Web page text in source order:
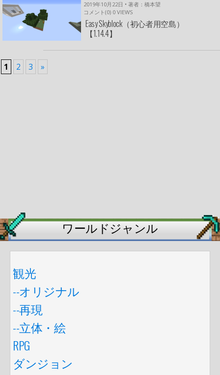
2019年10月22日 • 著者：橋本望
コメント(0) 0 VIEWS
Easy Skyblock（初心者用空島）
【1.14.4】
1 2 3 »
ワールドジャンル
観光
--オリジナル
--再現
--立体・絵
RPG
ダンジョン